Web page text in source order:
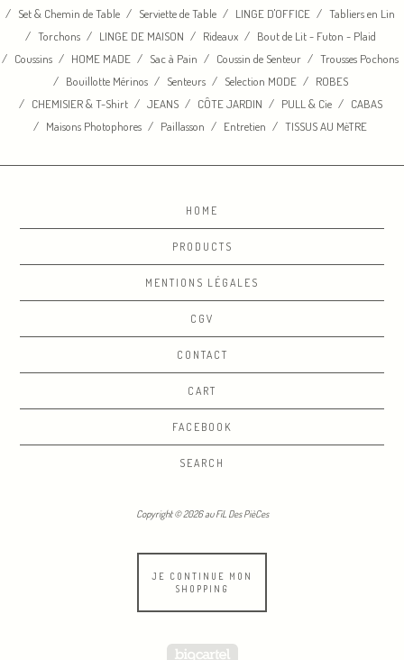
Set & Chemin de Table
Serviette de Table LINGE D'OFFICE
Tabliers en Lin
Torchons
LINGE DE MAISON Rideaux
Bout de Lit - Futon - Plaid
Coussins
HOME MADE Sac à Pain Coussin de Senteur
Trousses Pochons
Bouillotte Mérinos
Senteurs Selection MODE
ROBES
CHEMISIER & T-Shirt
JEANS CÔTE JARDIN PULL & Cie
CABAS
Maisons Photophores
Paillasson Entretien TISSUS AU MèTRE
HOME
PRODUCTS
MENTIONS LÉGALES
CGV
CONTACT
CART
FACEBOOK
SEARCH
Copyright © 2026 au FiL Des PièCes
JE CONTINUE MON
SHOPPING
Powered by Big Cartel